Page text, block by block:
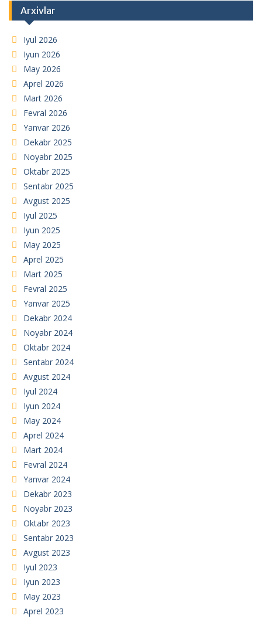
Arxivlar
Iyul 2026
Iyun 2026
May 2026
Aprel 2026
Mart 2026
Fevral 2026
Yanvar 2026
Dekabr 2025
Noyabr 2025
Oktabr 2025
Sentabr 2025
Avgust 2025
Iyul 2025
Iyun 2025
May 2025
Aprel 2025
Mart 2025
Fevral 2025
Yanvar 2025
Dekabr 2024
Noyabr 2024
Oktabr 2024
Sentabr 2024
Avgust 2024
Iyul 2024
Iyun 2024
May 2024
Aprel 2024
Mart 2024
Fevral 2024
Yanvar 2024
Dekabr 2023
Noyabr 2023
Oktabr 2023
Sentabr 2023
Avgust 2023
Iyul 2023
Iyun 2023
May 2023
Aprel 2023